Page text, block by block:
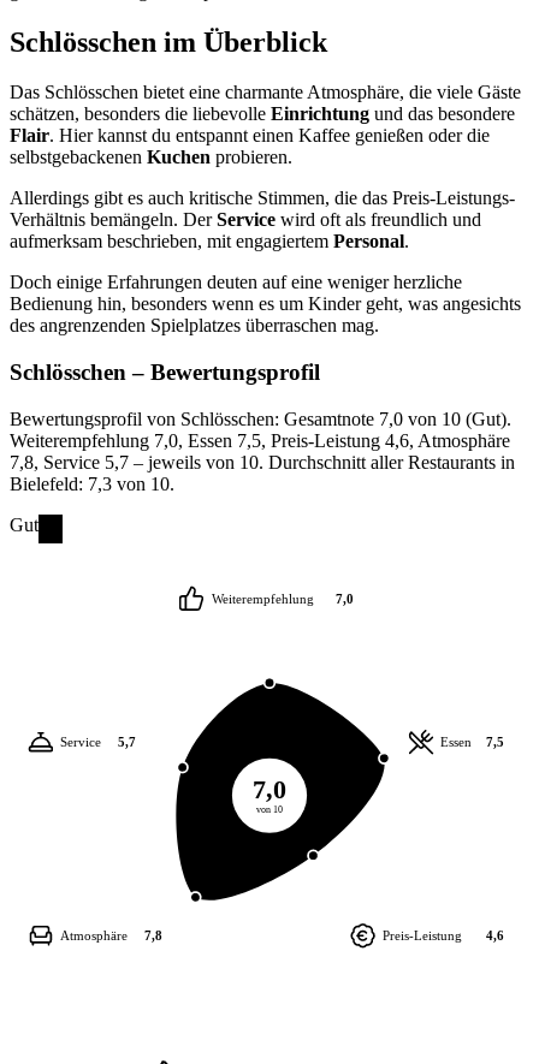
Schlösschen im Überblick
Das Schlösschen bietet eine charmante Atmosphäre, die viele Gäste
schätzen, besonders die liebevolle Einrichtung und das besondere
Flair. Hier kannst du entspannt einen Kaffee genießen oder die
selbstgebackenen Kuchen probieren.
Allerdings gibt es auch kritische Stimmen, die das Preis-Leistungs-
Verhältnis bemängeln. DerService wird oft als freundlich und
aufmerksam beschrieben, mit engagiertem Personal.
Doch einige Erfahrungen deuten auf eine weniger herzliche
Bedienung hin, besonders wenn es um Kinder geht, was angesichts
des angrenzenden Spielplatzes überraschen mag.
Schlösschen– Bewertungsprofil
Bewertungsprofil von Schlösschen: Gesamtnote 7,0 von 10 (Gut).
Weiterempfehlung 7,0, Essen 7,5, Preis-Leistung 4,6, Atmosphäre
7,8, Service 5,7 – jeweils von 10. Durchschnitt aller Restaurants in
Bielefeld: 7,3 von 10.
Gut
7,0
von 10
Weiterempfehlung 7,0
Essen 7,5
Preis-Leistung 4,6
Atmosphäre 7,8
Service 5,7